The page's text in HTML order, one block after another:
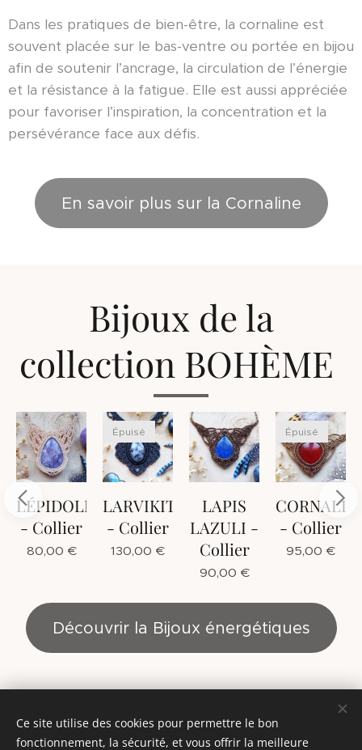
Dans les pratiques de bien-être, la cornaline est
souvent placée sur le bas-ventre ou portée en bijou
afin de soutenir l’ancrage, la circulation de l’énergie
et la résistance à la fatigue. Elle est aussi appréciée
pour favoriser l’inspiration, la concentration et la
persévérance face aux défis.
En savoir plus sur la Cornaline
Bijoux de la
collection BOHÈME
LÉPIDOLITE
- Collier
80,00 €
LARVIKITE
- Collier
Épuisé
130,00 €
LAPIS
LAZULI -
Collier
90,00 €
- Collier
Épuisé
95,00 €
Découvrir la Bijoux énergétiques
© 2014 - Mandalâme - Tous droits réservés
Ce site utilise des cookies pour permettre le bon
fonctionnement, la sécurité, et vous offrir la meilleure